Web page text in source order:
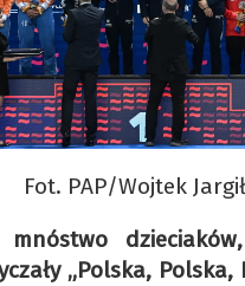
Fot. PAP/Wojtek
„Polska, Polska,